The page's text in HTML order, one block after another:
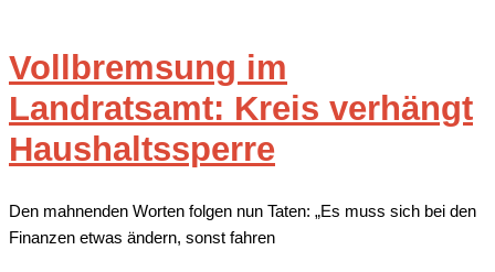
Vollbremsung im
Landratsamt: Kreis verhängt
Haushaltssperre
Den mahnenden Worten folgen nun Taten: „Es muss sich bei den
Finanzen etwas ändern, sonst fahren